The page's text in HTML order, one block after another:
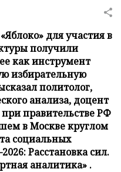
для участия в
получили
как инструмент
избирательную
политолог,
анализа, доцент
правительстве РФ
в Москве круглом
социальных
Расстановка сил.
аналитика» .